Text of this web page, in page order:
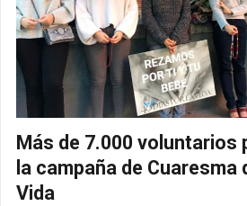
Más de 7.000 voluntarios
la campaña de Cuaresma
Vida